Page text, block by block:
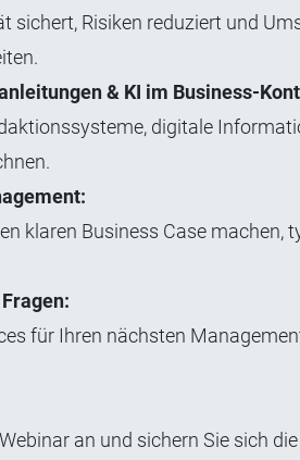
sichert, Risiken reduziert und
& KI im Business-
digitale
klaren Business Case machen,
für Ihren nächsten
an und sichern Sie sich